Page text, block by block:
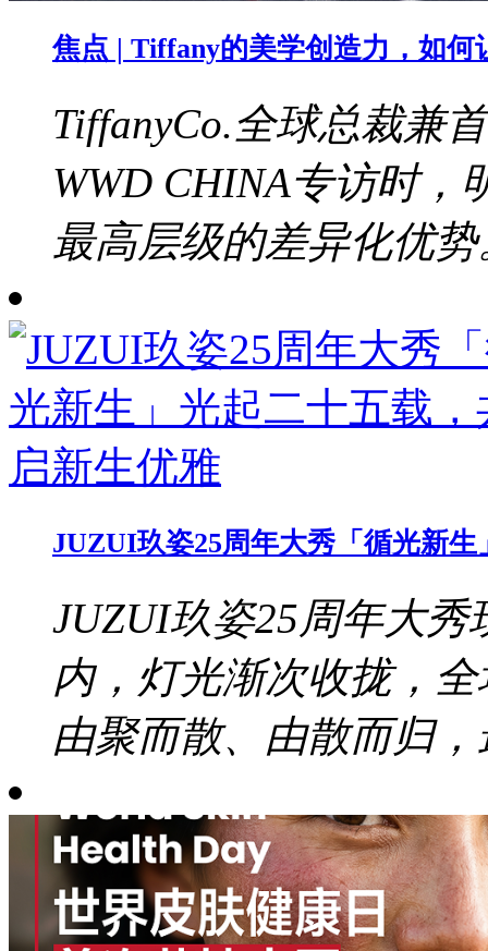
焦点 | Tiffany的美学创造力，如何
TiffanyCo.全球总裁兼
WWD CHINA专访时
最高层级的差异化优势
JUZUI玖姿25周年大秀「循光新
JUZUI玖姿25周年大秀
内，灯光渐次收拢，
由聚而散、由散而归